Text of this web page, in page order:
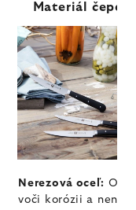
Materiál čepele
Nerezová oceľ:
voči korózii a